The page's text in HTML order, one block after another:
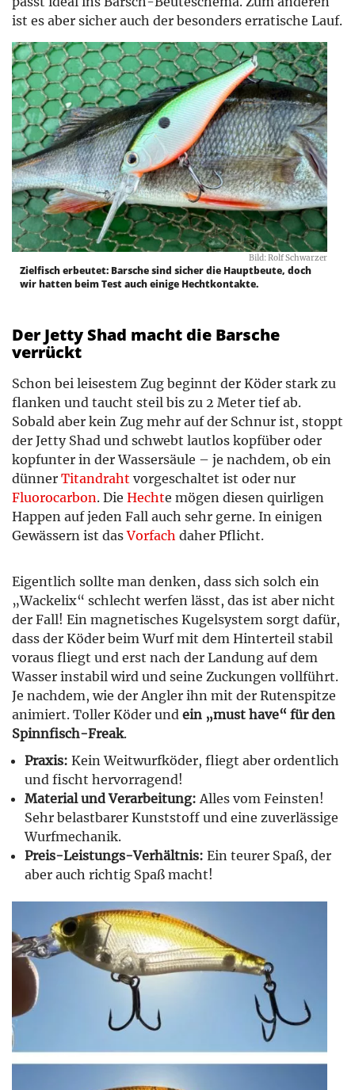
ist es aber sicher auch der besonders erratische Lauf.
Bild: Rolf Schwarzer
Zielfisch erbeutet: Barsche sind sicher die Hauptbeute, doch
wir hatten beim Test auch einige Hechtkontakte.
Der Jetty Shad macht die Barsche
verrückt
Schon bei leisestem Zug beginnt der Köder stark zu
flanken und taucht steil bis zu 2 Meter tief ab.
Sobald aber kein Zug mehr auf der Schnur ist, stoppt
der Jetty Shad und schwebt lautlos kopfüber oder
kopfunter in der Wassersäule – je nachdem, ob ein
dünner Titandraht vorgeschaltet ist oder nur
Fluorocarbon. Die Hechte mögen diesen quirligen
Happen auf jeden Fall auch sehr gerne. In einigen
Gewässern ist dasVorfach daher Pflicht.
Eigentlich sollte man denken, dass sich solch ein
„Wackelix“ schlecht werfen lässt, das ist aber nicht
der Fall! Ein magnetisches Kugelsystem sorgt dafür,
dass der Köder beim Wurf mit dem Hinterteil stabil
voraus fliegt und erst nach der Landung auf dem
Wasser instabil wird und seine Zuckungen vollführt.
Je nachdem, wie der Angler ihn mit der Rutenspitze
animiert. Toller Köder und ein „must have“ für den
Spinnfisch-Freak.
Praxis: Kein Weitwurfköder, fliegt aber ordentlich
und fischt hervorragend!
Material und Verarbeitung: Alles vom Feinsten!
Sehr belastbarer Kunststoff und eine zuverlässige
Wurfmechanik.
Preis-Leistungs-Verhältnis: Ein teurer Spaß, der
aber auch richtig Spaß macht!